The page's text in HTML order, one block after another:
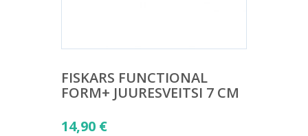
FISKARS FUNCTIONAL
FORM+ JUURESVEITSI 7 CM
14,90 €